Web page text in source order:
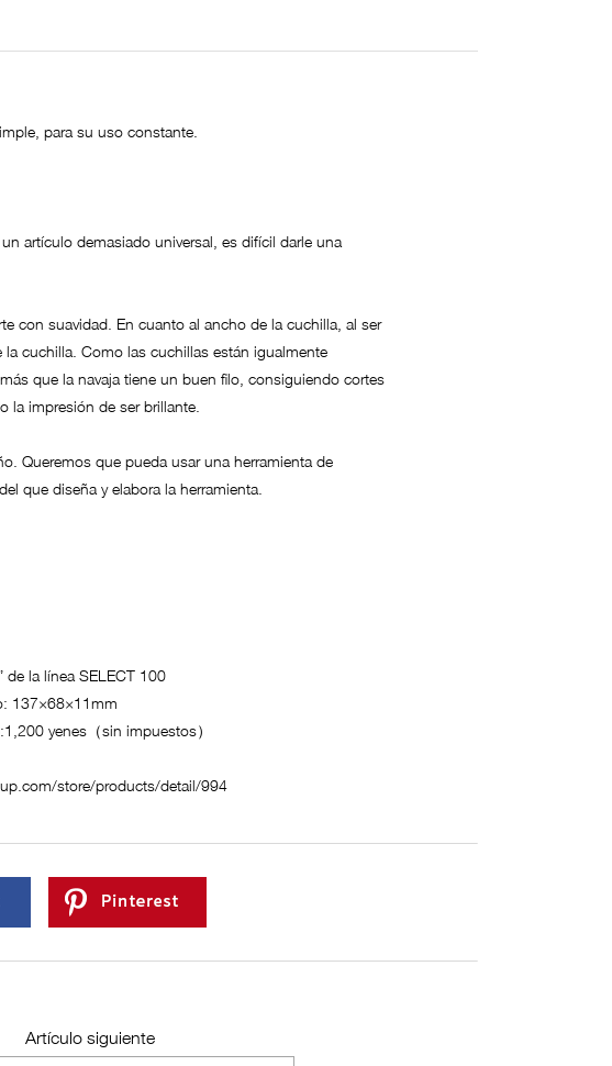
para su uso constante.
artículo demasiado universal, es difícil darle una
con suavidad. En cuanto al ancho de la cuchilla, al ser
cuchilla. Como las cuchillas están igualmente
que la navaja tiene un buen filo, consiguiendo cortes
la impresión de ser brillante.
Queremos que pueda usar una herramienta de
que diseña y elabora la herramienta.
de la línea SELECT 100
137×68×11mm
yenes（sin impuestos）
store/products/detail/994
Artículo siguiente